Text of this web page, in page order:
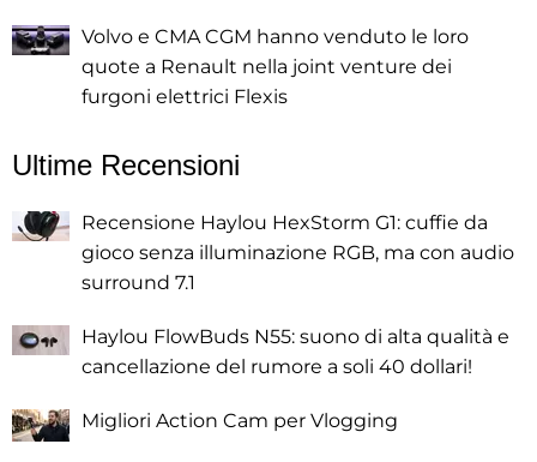
Volvo e CMA CGM hanno venduto le loro
quote a Renault nella joint venture dei
furgoni elettrici Flexis
Ultime Recensioni
Recensione Haylou HexStorm G1: cuffie da
gioco senza illuminazione RGB, ma con audio
surround 7.1
Haylou FlowBuds N55: suono di alta qualità e
cancellazione del rumore a soli 40 dollari!
Migliori Action Cam per Vlogging